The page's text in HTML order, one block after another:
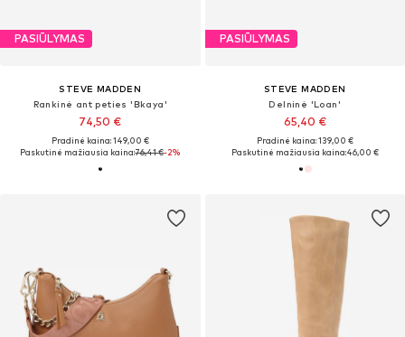
PASIŪLYMAS
STEVE MADDEN
Rankinė ant peties 'Bkaya'
74,50 €
Pradinė kaina: 149,00 €
Paskutinė mažiausia kaina:76,41 €-2%
PASIŪLYMAS
STEVE MADDEN
Delninė 'Loan'
65,40 €
Pradinė kaina: 139,00 €
Paskutinė mažiausia kaina:46,00 €